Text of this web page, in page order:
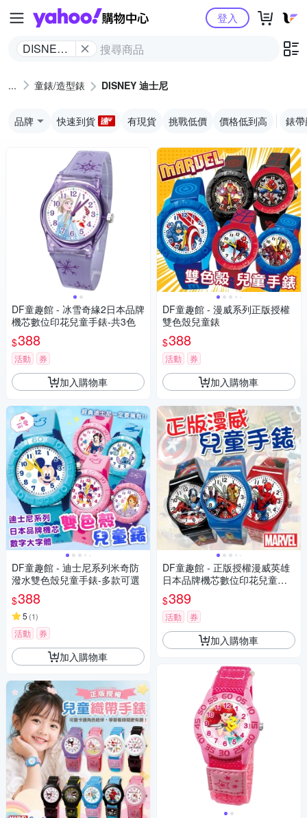
Yahoo購物中心
DISNEY
登入
童錶/造型錶 DISNEY 迪士尼
品牌 快速到貨 有現貨 挑戰低價 價格低到高 錶
DF童趣館 - 冰雪奇緣2日本品牌
機芯數位印花兒童手錶-共3色
$388
活動 券
加入購物車
DF童趣館 - 迪士尼系列米奇防
潑水雙色殼兒童手錶-多款可選
$388
5 (1)
活動 券
加入購物車
DF童趣館 - 漫威系列正版授權
雙色殼兒童錶
$388
活動 券
加入購物車
DF童趣館 - 正版授權漫威英雄
日本品牌機芯數位印花兒童手
錶
$389
活動 券
加入購物車